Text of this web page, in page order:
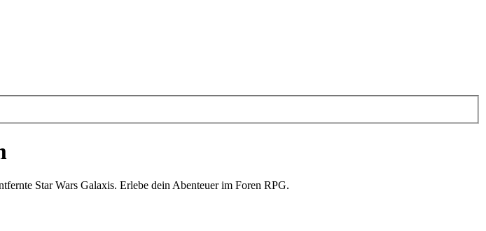
Star Wars Galaxis. Erlebe dein Abenteuer im Foren RPG.